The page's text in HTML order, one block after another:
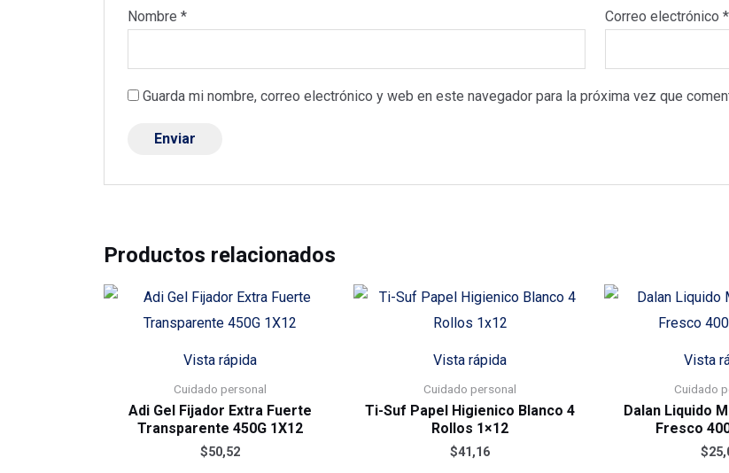
Nombre* Correo electrónico *
Guarda mi nombre, correo electrónico y web en este navegador para la próxima vez que
Productos relacionados
Vista rápida
Cuidado personal
Adi Gel Fijador Extra Fuerte
Transparente 450G 1X12
$50,52
Vista rápida
Cuidado personal
Ti-Suf Papel Higienico Blanco 4
Rollos 1×12
$41,16
Vista
Cuidado
Dalan Liquido
Fresco
$